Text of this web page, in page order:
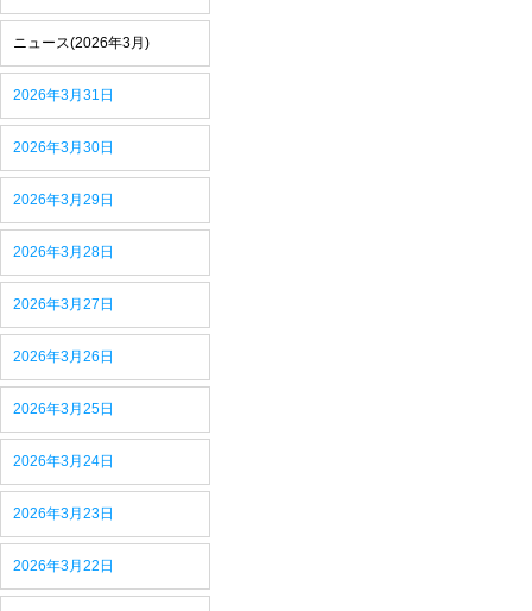
ニュース(2026年3月)
2026年3月31日
2026年3月30日
2026年3月29日
2026年3月28日
2026年3月27日
2026年3月26日
2026年3月25日
2026年3月24日
2026年3月23日
2026年3月22日